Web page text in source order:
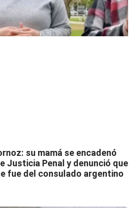
su mamá se encadenó
Justicia Penal y denunció que
fue del consulado argentino